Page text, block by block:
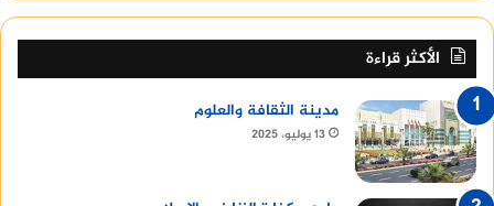
الأكثر قراءة
مدينة الثقافة والعلوم
13 يوليو، 2025